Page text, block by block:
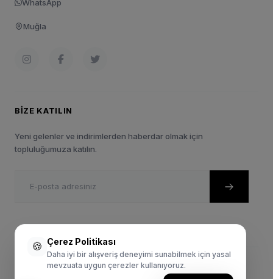
WhatsApp
Muğla
BIZE KATILIN
Yeni gelenler ve indirimlerden haberdar olmak için
topluluğumuza katılın.
© 2024 Sportie.com.tr. Tüm Hakları Saklıdır.
🍪 Çerez Politikası
Daha iyi bir alışveriş deneyimi sunabilmek için yasal
mevzuata uygun çerezler kullanıyoruz.